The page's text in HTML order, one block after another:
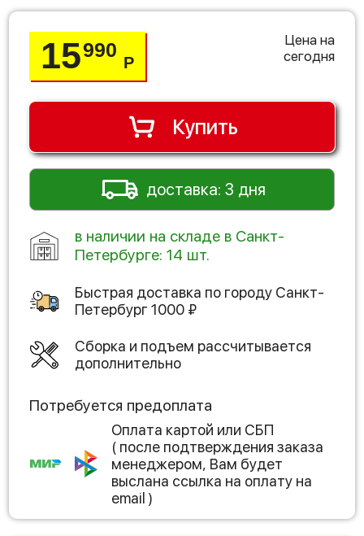
15990
Р
Цена на
сегодня
Купить
доставка: 3 дня
в наличии на складе в Санкт-
Петербурге: 14 шт.
Быстрая доставка по городу Санкт-
Петербург1000 ₽
Сборка и подъем рассчитывается
дополнительно
Потребуется предоплата
Оплата картой или СБП
( после подтверждения заказа
менеджером, Вам будет
выслана ссылка на оплату на
email )